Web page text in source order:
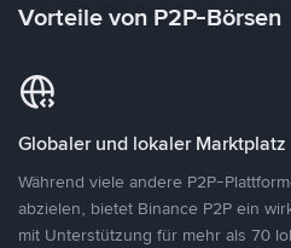
Vorteile von P2P-Börsen
Globaler und lokaler Marktplatz
Während viele andere P2P-
abzielen, bietet Binance P2P ein
mit Unterstützung für mehr als 70